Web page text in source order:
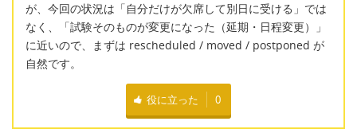
が、今回の状況は「自分だけが欠席して別日に受ける」では
なく、「試験そのものが変更になった（延期・日程変更）」
に近いので、まずは rescheduled / moved / postponed が
自然です。
役に立った 0